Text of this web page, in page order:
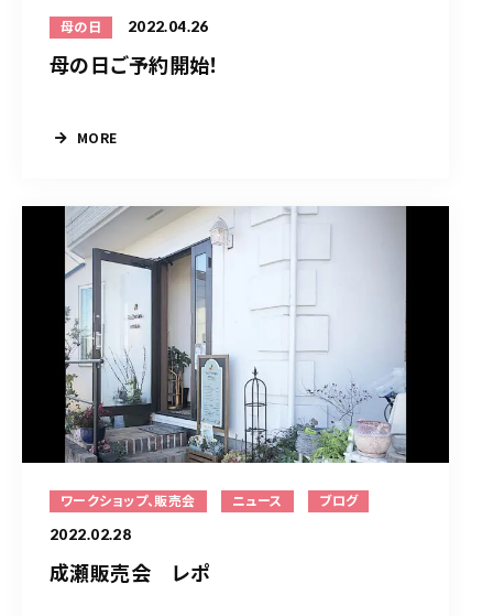
母の日 2022.04.26
母の日ご予約開始！
MORE
ワークショップ、販売会 ニュース ブログ
2022.02.28
成瀬販売会 レポ